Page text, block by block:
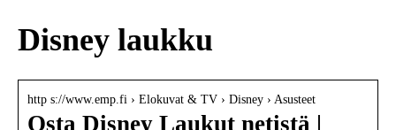
Disney laukku
http s://www.emp.fi › Elokuvat & TV › Disney › Asusteet
Osta Disney Laukut netistä |